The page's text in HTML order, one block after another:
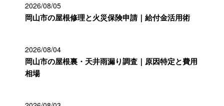
2026/08/05
岡山市の屋根修理と火災保険申請｜給付金活用術
2026/08/04
岡山市の屋根裏・天井雨漏り調査｜原因特定と費用
相場